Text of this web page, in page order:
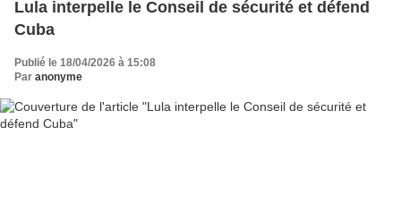
Lula interpelle le Conseil de sécurité et défend
Cuba
Publié le 18/04/2026 à 15:08
Par anonyme